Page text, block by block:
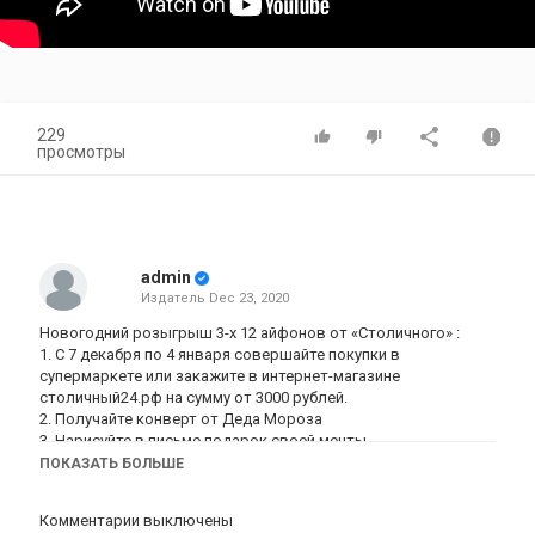
229
просмотры
admin
Издатель Dec 23, 2020
Новогодний розыгрыш 3-х 12 айфонов от «Столичного» :
1. С 7 декабря по 4 января совершайте покупки в
супермаркете или закажите в интернет-магазине
столичный24.рф на сумму от 3000 рублей.
2. Получайте конверт от Деда Мороза
3. Нарисуйте в письме подарок своей мечты
4. Приходите с письмом в ТДЦ «Столица» первый этаж,
5 января в 14:00 приходите на утренник для детей и
ПОКАЗАТЬ БОЛЬШЕ
Комментарии выключены